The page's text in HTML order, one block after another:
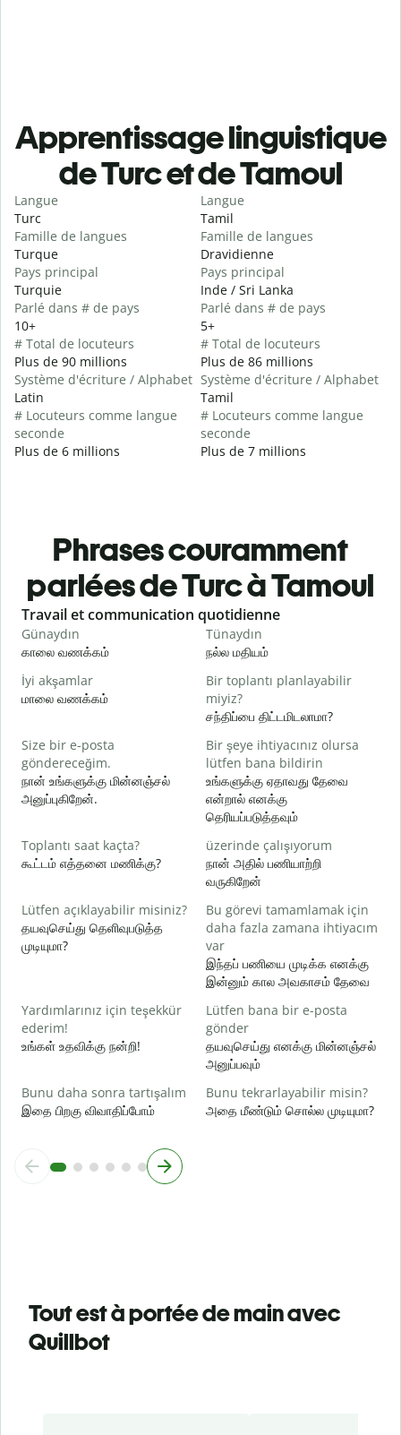
Apprentissage linguistique
de Turc et de Tamoul
Langue
Turc
Famille de langues
Turque
Pays principal
Turquie
Parlé dans # de pays
10+
# Total de locuteurs
Plus de 90 millions
Système d'écriture / Alphabet
Latin
# Locuteurs comme langue
seconde
Plus de 6 millions
Langue
Tamil
Famille de langues
Dravidienne
Pays principal
Inde / Sri Lanka
Parlé dans # de pays
5+
# Total de locuteurs
Plus de 86 millions
Système d'écriture / Alphabet
Tamil
# Locuteurs comme langue
seconde
Plus de 7 millions
Phrases couramment
parlées de Turc à Tamoul
Slide 1 of 6
Travail et communication quotidienne
Günaydın
காலை வணக்கம்
Tünaydın
நல்ல மதியம்
İyi akşamlar
மாலை வணக்கம்
Bir toplantı planlayabilir
miyiz?
சந்திப்பை திட்டமிடலாமா?
Size bir e-posta
göndereceğim.
நான் உங்களுக்கு மின்னஞ்சல்
அனுப்புகிறேன்.
Bir şeye ihtiyacınız olursa
lütfen bana bildirin
உங்களுக்கு ஏதாவது தேவை
என்றால் எனக்கு
தெரியப்படுத்தவும்
Toplantı saat kaçta?
கூட்டம் எத்தனை மணிக்கு?
üzerinde çalışıyorum
நான் அதில் பணியாற்றி
வருகிறேன்
Lütfen açıklayabilir misiniz?
தயவுசெய்து தெளிவுபடுத்த
முடியுமா?
Bu görevi tamamlamak için
daha fazla zamana ihtiyacım
var
இந்தப் பணியை முடிக்க எனக்கு
இன்னும் கால அவகாசம் தேவை
Yardımlarınız için teşekkür
ederim!
உங்கள் உதவிக்கு நன்றி!
Lütfen bana bir e-posta
gönder
தயவுசெய்து எனக்கு மின்னஞ்சல்
அனுப்பவும்
Bunu daha sonra tartışalım
இதை பிறகு விவாதிப்போம்
Bunu tekrarlayabilir misin?
அதை மீண்டும் சொல்ல முடியுமா?
Tout est à portée de main avec
Quillbot